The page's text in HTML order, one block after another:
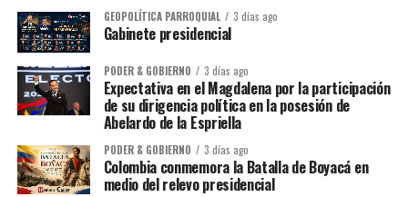
GEOPOLÍTICA PARROQUIAL 3 días ago
Gabinete presidencial
PODER & GOBIERNO 3 días ago
Expectativa en el Magdalena por la participación
de su dirigencia política en la posesión de
Abelardo de la Espriella
PODER & GOBIERNO 3 días ago
Colombia conmemora la Batalla de Boyacá en
medio del relevo presidencial